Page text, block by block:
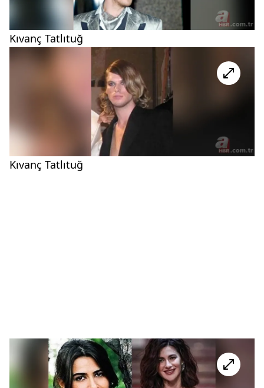
Kıvanç Tatlıtuğ
Kıvanç Tatlıtuğ